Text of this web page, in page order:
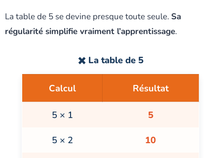
La table de 5 se devine presque toute seule. Sa
régularité simplifie vraiment l’apprentissage.
✖️ La table de 5
Calcul Résultat
5 × 1 5
5 × 2 10